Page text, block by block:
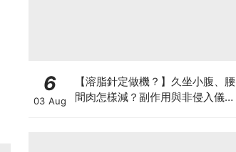
6
03 Aug
【溶脂針定做機？】久坐小腹、腰
間肉怎樣減？副作用與非侵入儀器